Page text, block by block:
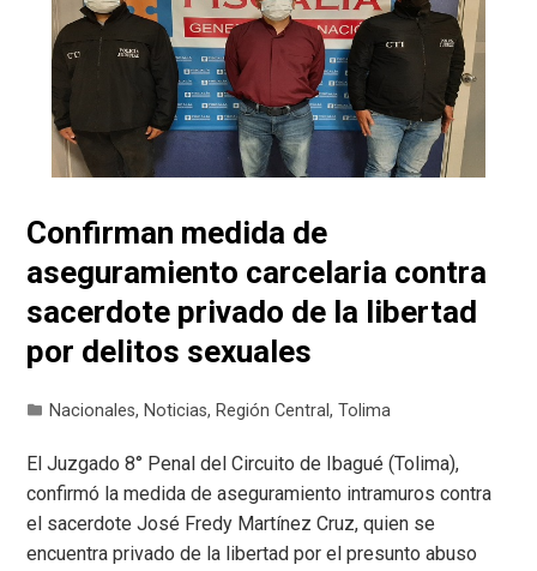
Confirman medida de
aseguramiento carcelaria contra
sacerdote privado de la libertad
por delitos sexuales
Nacionales, Noticias, Región Central,Tolima
El Juzgado 8° Penal del Circuito de Ibagué (Tolima),
confirmó la medida de aseguramiento intramuros contra
el sacerdote José Fredy Martínez Cruz, quien se
encuentra privado de la libertad por el presunto abuso